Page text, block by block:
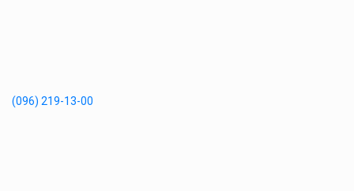
(096) 219-13-00